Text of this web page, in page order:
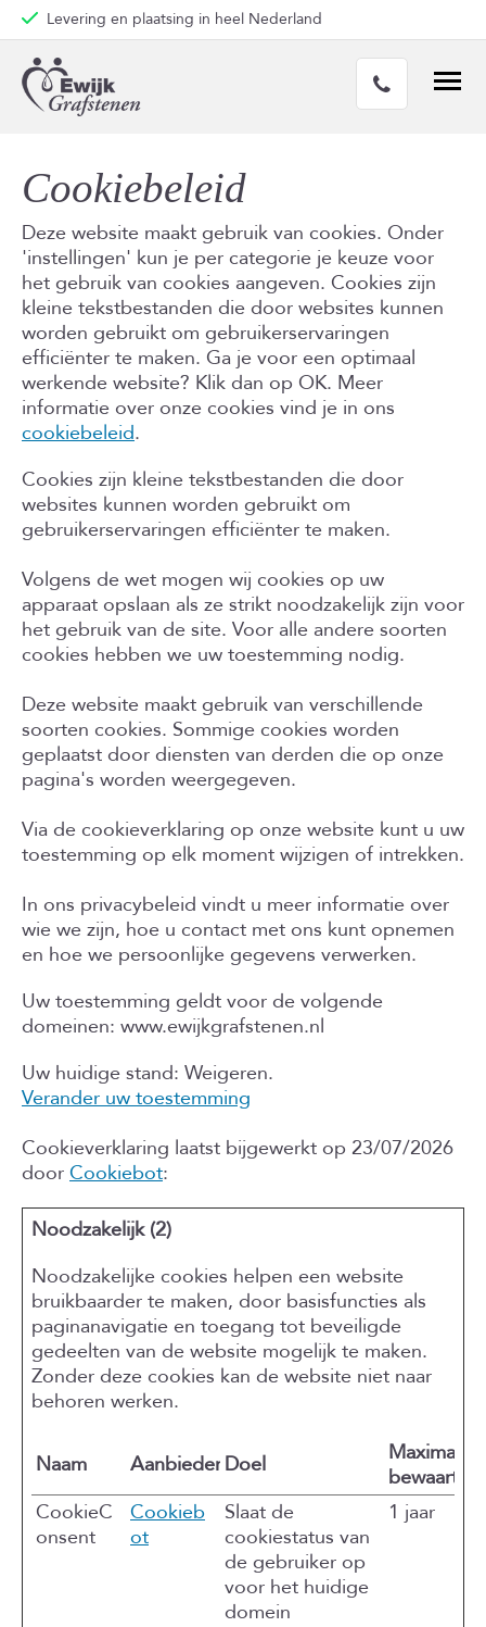
Levering en plaatsing in heel Nederland
Cookiebeleid
Deze website maakt gebruik van cookies. Onder
'instellingen' kun je per categorie je keuze voor
het gebruik van cookies aangeven. Cookies zijn
kleine tekstbestanden die door websites kunnen
worden gebruikt om gebruikerservaringen
efficiënter te maken. Ga je voor een optimaal
werkende website? Klik dan op OK. Meer
informatie over onze cookies vind je in ons
cookiebeleid.
Cookies zijn kleine tekstbestanden die door
websites kunnen worden gebruikt om
gebruikerservaringen efficiënter te maken.
Volgens de wet mogen wij cookies op uw
apparaat opslaan als ze strikt noodzakelijk zijn voor
het gebruik van de site. Voor alle andere soorten
cookies hebben we uw toestemming nodig.
Deze website maakt gebruik van verschillende
soorten cookies. Sommige cookies worden
geplaatst door diensten van derden die op onze
pagina's worden weergegeven.
Via de cookieverklaring op onze website kunt u uw
toestemming op elk moment wijzigen of intrekken.
In ons privacybeleid vindt u meer informatie over
wie we zijn, hoe u contact met ons kunt opnemen
en hoe we persoonlijke gegevens verwerken.
Uw toestemming geldt voor de volgende
domeinen: www.ewijkgrafstenen.nl
Uw huidige stand: Weigeren.
Verander uw toestemming
Cookieverklaring laatst bijgewerkt op 23/07/2026
door Cookiebot:
Noodzakelijk (2)
Noodzakelijke cookies helpen een website
bruikbaarder te maken, door basisfuncties als
paginanavigatie en toegang tot beveiligde
gedeelten van de website mogelijk te maken.
Zonder deze cookies kan de website niet naar
behoren werken.
Naam Aanbieder Doel
Maximale
CookieC
onsent
Cookieb
ot
Slaat de
cookiestatus van
de gebruiker op
voor het huidige
domein
1 jaar